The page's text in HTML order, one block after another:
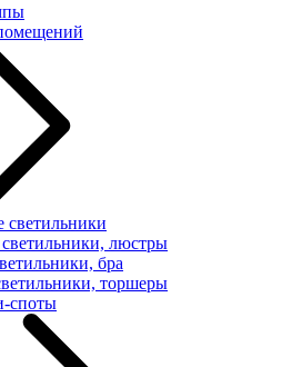
светильники
люстры
бра
торшеры
споты